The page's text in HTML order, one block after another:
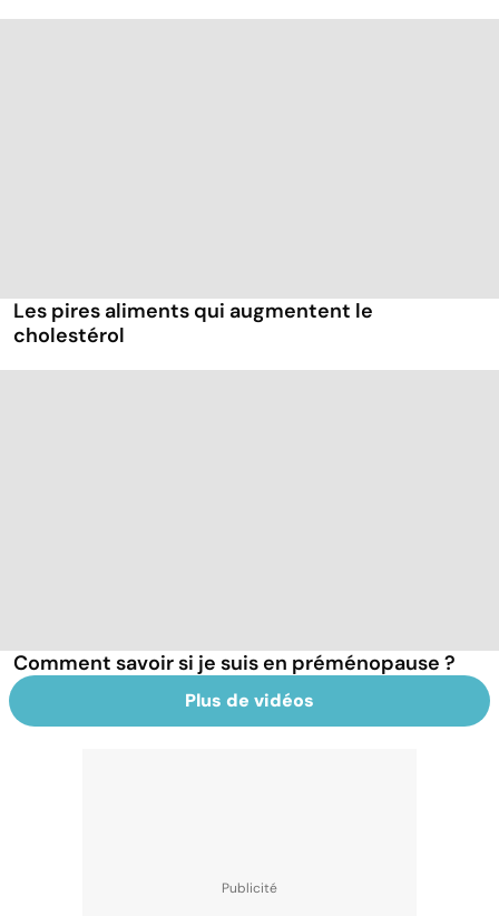
Les pires aliments qui augmentent le
cholestérol
Comment savoir si je suis en préménopause ?
Plus de vidéos